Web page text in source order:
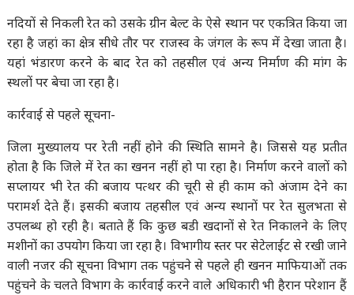
नदियों से निकली रेत को उसके ग्रीन बेल्ट के ऐसे स्थान पर एकत्रित किया जा
रहा है जहां का क्षेत्र सीधे तौर पर राजस्व के जंगल के रूप में देखा जाता है।
यहां भंडारण करने के बाद रेत को तहसील एवं अन्य निर्माण की मांग के
स्थलों पर बेचा जा रहा है।
कार्रवाई से पहले सूचना-
जिला मुख्यालय पर रेती नहीं होने की स्थिति सामने है। जिससे यह प्रतीत
होता है कि जिले में रेत का खनन नहीं हो पा रहा है। निर्माण करने वालों को
सप्लायर भी रेत की बजाय पत्थर की चूरी से ही काम को अंजाम देने का
परामर्श देते हैं। इसकी बजाय तहसील एवं अन्य स्थानों पर रेत सुलभता से
उपलब्ध हो रही है। बताते हैं कि कुछ बडी खदानों से रेत निकालने के लिए
मशीनों का उपयोग किया जा रहा है। विभागीय स्तर पर सेटेलाईट से रखी जाने
वाली नजर की सूचना विभाग तक पहुंचने से पहले ही खनन माफियाओं तक
पहुंचने के चलते विभाग के कार्रवाई करने वाले अधिकारी भी हैरान परेशान हैं